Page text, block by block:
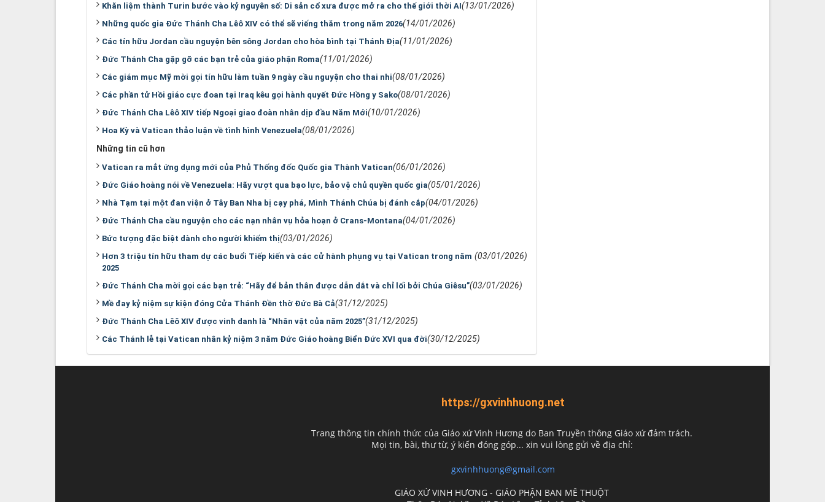
Khăn liệm thành Turin bước vào kỷ nguyên số: Di sản cổ xưa được mở ra cho thế giới thời AI(13/01/2026)
Những quốc gia Đức Thánh Cha Lêô XIV có thể sẽ viếng thăm trong năm 2026(14/01/2026)
Các tín hữu Jordan cầu nguyện bên sông Jordan cho hòa bình tại Thánh Địa(11/01/2026)
Đức Thánh Cha gặp gỡ các bạn trẻ của giáo phận Roma(11/01/2026)
Các giám mục Mỹ mời gọi tín hữu làm tuần 9 ngày cầu nguyện cho thai nhi(08/01/2026)
Các phần tử Hồi giáo cực đoan tại Iraq kêu gọi hành quyết Đức Hồng y Sako(08/01/2026)
Đức Thánh Cha Lêô XIV tiếp Ngoại giao đoàn nhân dịp đầu Năm Mới(10/01/2026)
Hoa Kỳ và Vatican thảo luận về tình hình Venezuela(08/01/2026)
Những tin cũ hơn
Vatican ra mắt ứng dụng mới của Phủ Thống đốc Quốc gia Thành Vatican(06/01/2026)
Đức Giáo hoàng nói về Venezuela: Hãy vượt qua bạo lực, bảo vệ chủ quyền quốc gia(05/01/2026)
Nhà Tạm tại một đan viện ở Tây Ban Nha bị cạy phá, Mình Thánh Chúa bị đánh cắp(04/01/2026)
Đức Thánh Cha cầu nguyện cho các nạn nhân vụ hỏa hoạn ở Crans-Montana(04/01/2026)
Bức tượng đặc biệt dành cho người khiếm thị(03/01/2026)
Hơn 3 triệu tín hữu tham dự các buổi Tiếp kiến và các cử hành phụng vụ tại Vatican trong năm
2025
(03/01/2026)
Đức Thánh Cha mời gọi các bạn trẻ: “Hãy để bản thân được dẫn dắt và chỉ lối bởi Chúa Giêsu”(03/01/2026)
Mề đay kỷ niệm sự kiện đóng Cửa Thánh Đền thờ Đức Bà Cả(31/12/2025)
Đức Thánh Cha Lêô XIV được vinh danh là “Nhân vật của năm 2025”(31/12/2025)
Các Thánh lễ tại Vatican nhân kỷ niệm 3 năm Đức Giáo hoàng Biển Đức XVI qua đời(30/12/2025)
https://gxvinhhuong.net
Trang thông tin chính thức của Giáo xứ Vinh Hương do Ban Truyền thông Giáo xứ đảm trách.
Mọi tin, bài, thư từ, ý kiến đóng góp... xin vui lòng gửi về địa chỉ:
gxvinhhuong@gmail.com
GIÁO XỨ VINH HƯƠNG - GIÁO PHẬN BAN MÊ THUỘT